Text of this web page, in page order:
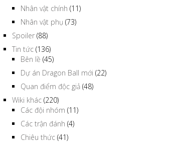
Nhân vật chính (11)
Nhân vật phụ (73)
Spoiler (88)
Tin tức (136)
Bên lề (45)
Dự án Dragon Ball mới (22)
Quan điểm độc giả (48)
Wiki khác (220)
Các đội nhóm (11)
Các trận đánh (4)
Chiêu thức (41)